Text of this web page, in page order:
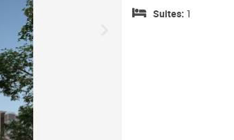
Suites: 1